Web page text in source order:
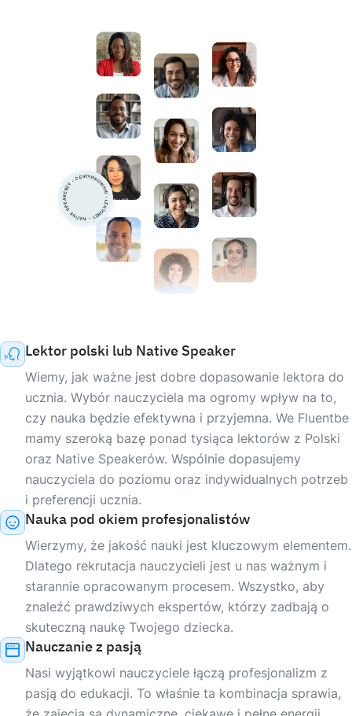
Dowiedz się więcej
Dowiedz się więcej
Lektor polski lub Native Speaker
Wiemy, jak ważne jest dobre dopasowanie lektora do
ucznia. Wybór nauczyciela ma ogromy wpływ na to,
czy nauka będzie efektywna i przyjemna. We Fluentbe
mamy szeroką bazę ponad tysiąca lektorów z Polski
oraz Native Speakerów. Wspólnie dopasujemy
nauczyciela do poziomu oraz indywidualnych potrzeb
i preferencji ucznia.
Nauka pod okiem profesjonalistów
Wierzymy, że jakość nauki jest kluczowym elementem.
Dlatego rekrutacja nauczycieli jest u nas ważnym i
starannie opracowanym procesem. Wszystko, aby
znaleźć prawdziwych ekspertów, którzy zadbają o
skuteczną naukę Twojego dziecka.
Nauczanie z pasją
Nasi wyjątkowi nauczyciele łączą profesjonalizm z
pasją do edukacji. To właśnie ta kombinacja sprawia,